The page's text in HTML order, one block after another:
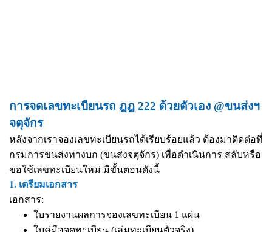
การจดเลขทะเบียนรถ ฎฎ 222 ด้วยตัวเอง @ขนส่งฯ
จตุจักร
หลังจากเราจองเลขทะเบียนรถได้เรียบร้อยแล้ว ต้องมาติดต่อที่
กรมการขนส่งทางบก (ขนส่งจตุจักร) เพื่อดำเนินการ สลับหรือ
ขอใช้เลขทะเบียนใหม่ มีขั้นตอนดังนี้
1. เตรียมเอกสาร
เอกสาร:
ใบรายงานผลการจองเลขทะเบียน 1 แผ่น
ใบคู่มือจดทะเบียน (เล่มทะเบียนตัวจริง)